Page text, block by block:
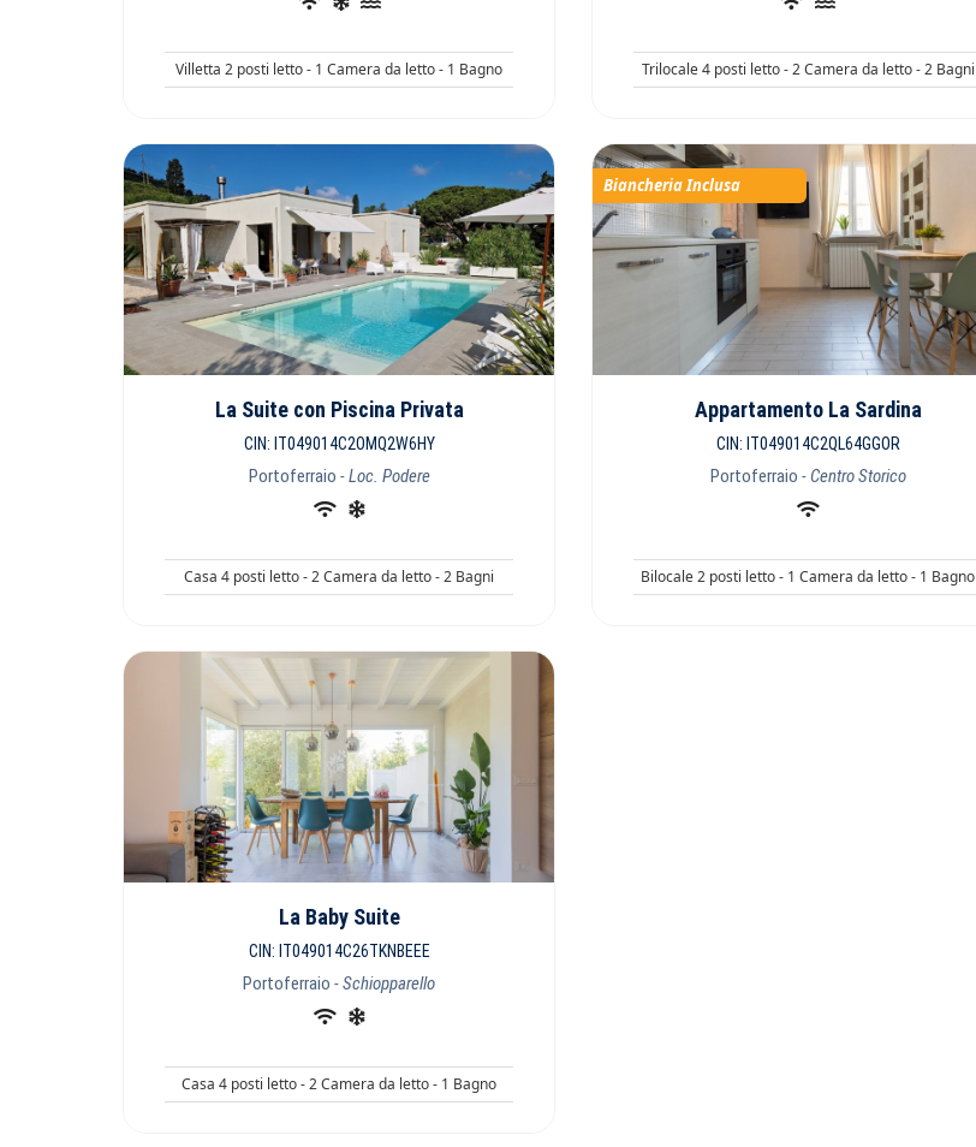
Villetta 2 posti letto - 1 Camera da letto - 1 Bagno Trilocale 4 posti letto - 2 Camera da letto - 2 Bagni
La Suite con Piscina Privata
CIN: IT049014C2OMQ2W6HY
Portoferraio - Loc. Podere
Casa 4 posti letto - 2 Camera da letto - 2 Bagni
Biancheria Inclusa
Appartamento La Sardina
CIN: IT049014C2QL64GGOR
Portoferraio - Centro Storico
Bilocale 2 posti letto - 1 Camera da letto - 1 Bagno
La Baby Suite
CIN: IT049014C26TKNBEEE
Portoferraio - Schiopparello
Casa 4 posti letto - 2 Camera da letto - 1 Bagno